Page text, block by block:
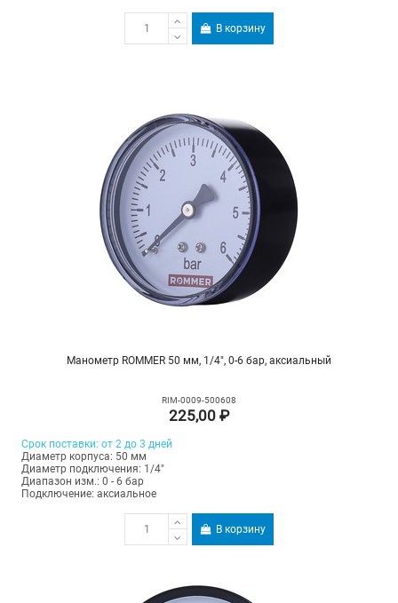
В корзину
Манометр ROMMER 50 мм, 1/4", 0-6 бар, аксиальный
RIM-0009-500608
225,00 ₽
Срок поставки: от 2 до 3 дней
Диаметр корпуса: 50 мм
Диаметр подключения: 1/4"
Диапазон изм.: 0 - 6 бар
Подключение: аксиальное
В корзину